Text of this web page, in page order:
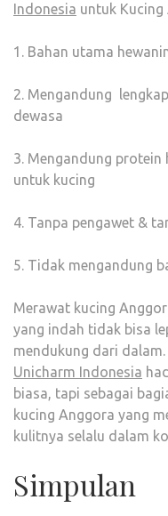
Indonesia untuk Kucing
1. Bahan utama
2. Mengandung
dewasa
3. Mengandung protein
untuk kucing
4. Tanpa pengawet &
5. Tidak mengandung
Merawat kucing
yang indah tidak bisa
mendukung dari dalam.
Unicharm Indonesia
biasa, tapi sebagai
kucing Anggora yang
kulitnya selalu dalam
Simpulan